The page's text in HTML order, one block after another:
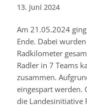
13. Juni 2024
Am 21.05.2024 ging
Ende. Dabei
Radkilometer
Radler in 7 Teams
zusammen.
eingespart werden.
die Landesinitiative